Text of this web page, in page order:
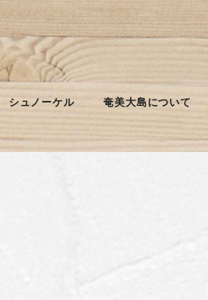
シュノーケル 奄美大島について